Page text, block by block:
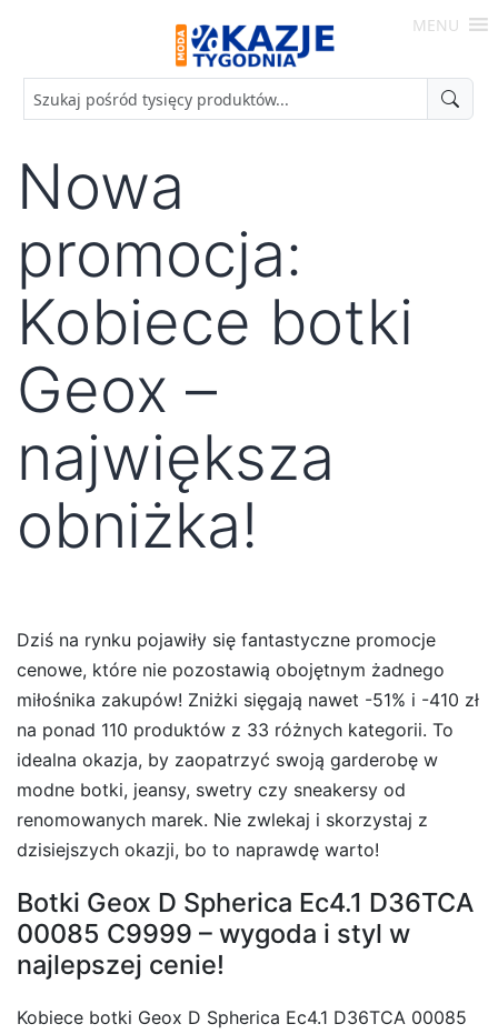
Moda
-
Okazje
MENU
Nowa
promocja:
Kobiece botki
Geox –
największa
obniżka!
Dziś na rynku pojawiły się fantastyczne promocje
cenowe, które nie pozostawią obojętnym żadnego
miłośnika zakupów! Zniżki sięgają nawet -51% i -410 zł
na ponad 110 produktów z 33 różnych kategorii. To
idealna okazja, by zaopatrzyć swoją garderobę w
modne botki, jeansy, swetry czy sneakersy od
renomowanych marek. Nie zwlekaj i skorzystaj z
dzisiejszych okazji, bo to naprawdę warto!
Botki Geox D Spherica Ec4.1 D36TCA
00085 C9999 – wygoda i styl w
najlepszej cenie!
Kobiece botki Geox D Spherica Ec4.1 D36TCA 00085